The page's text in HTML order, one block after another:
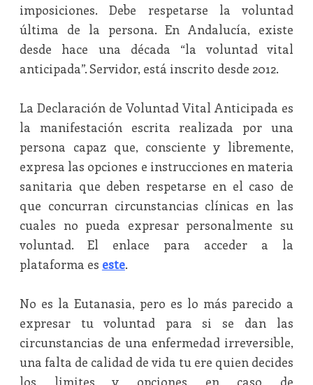
imposiciones. Debe respetarse la voluntad
última de la persona. En Andalucía, existe
desde hace una década “la voluntad vital
anticipada”. Servidor, está inscrito desde 2012.
La Declaración de Voluntad Vital Anticipada es
la manifestación escrita realizada por una
persona capaz que, consciente y libremente,
expresa las opciones e instrucciones en materia
sanitaria que deben respetarse en el caso de
que concurran circunstancias clínicas en las
cuales no pueda expresar personalmente su
voluntad. El enlace para acceder a la
plataforma es este.
No es la Eutanasia, pero es lo más parecido a
expresar tu voluntad para si se dan las
circunstancias de una enfermedad irreversible,
una falta de calidad de vida tu ere quien decides
los limites y opciones en caso de